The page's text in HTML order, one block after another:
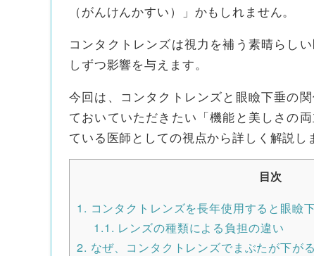
（がんけんかすい）」かもしれません。
コンタクトレンズは視力を補う素晴らし
しずつ影響を与えます。
今回は、コンタクトレンズと眼瞼下垂の
ておいていただきたい「機能と美しさの
ている医師としての視点から詳しく解説し
目次
1. コンタクトレンズを長年使用すると眼瞼
1.1. レンズの種類による負担の違い
2. なぜ、コンタクトレンズでまぶたが下が